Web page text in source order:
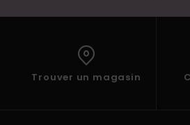
Trouver un magasin